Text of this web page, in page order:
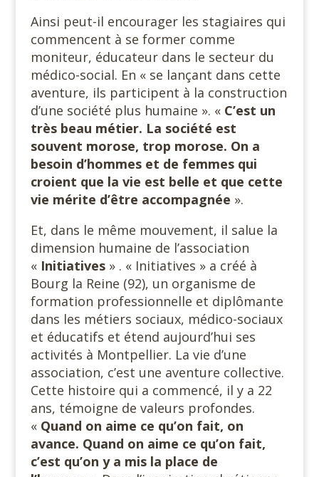
Ainsi peut-il encourager les stagiaires qui
commencent à se former comme
moniteur, éducateur dans le secteur du
médico-social. En « se lançant dans cette
aventure, ils participent à la construction
d’une société plus humaine ». « C’est un
très beau métier. La société est
souvent morose, trop morose. On a
besoin d’hommes et de femmes qui
croient que la vie est belle et que cette
vie mérite d’être accompagnée ».
Et, dans le même mouvement, il salue la
dimension humaine de l’association
« Initiatives» . « Initiatives » a créé à
Bourg la Reine (92), un organisme de
formation professionnelle et diplômante
dans les métiers sociaux, médico-sociaux
et éducatifs et étend aujourd’hui ses
activités à Montpellier. La vie d’une
association, c’est une aventure collective.
Cette histoire qui a commencé, il y a 22
ans, témoigne de valeurs profondes.
« Quand on aime ce qu’on fait, on
avance. Quand on aime ce qu’on fait,
c’est qu’on y a mis la place de